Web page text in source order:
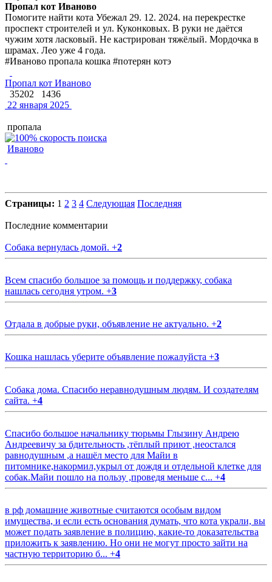
Пропал кот Иваново
Помогите найти кота Убежал 29. 12. 2024. на перекрестке
проспект строителей и ул. Куконковых. В руки не даётся
чужим хотя ласковый. Не кастрирован тяжёлый. Мордочка в
шрамах. Лео уже 4 года.
#Иваново пропала кошка #потерян котэ
Пропал кот Иваново
35202
1436
22 января 2025
пропала
Иваново
Страницы: 1 2 3 4 Следующая Последняя
Последние комментарии
Собака вернулась домой. +2
Всем спасибо большое за помощь и поддержку, собака
нашлась сегодня утром. +3
Отдала в добрые руки, объявление не актуально. +2
Кошка нашлась уберите объявление пожалуйста +3
Собака дома. Спасибо неравнодушным людям. И создателям
сайта. +4
Спасибо большое начальнику тюрьмы Глызину Андрею
Андреевичу за бдительность ,тёплый приют ,неостался
равнодушным ,а нашёл место для Майи в
питомнике,накормил,укрыл от дождя и отдельной клетке для
собак.Майи пошло на пользу ,проведя меньше с... +4
в рф домашние животные считаются особым видом
имущества, и если есть основания думать, что кота украли, вы
может подать заявление в полицию, какие-то доказательства
приложить к заявлению. Но они не могут просто зайти на
частную территорию б... +4